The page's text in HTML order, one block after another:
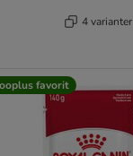
4 varianter
favorit